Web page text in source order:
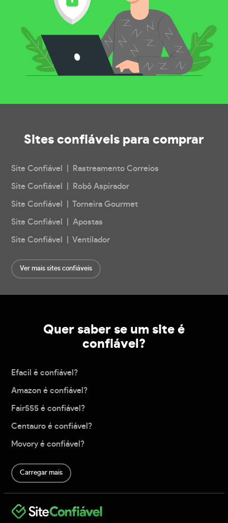
Sites confiáveis para comprar
Site Confiável | Rastreamento Correios
Site Confiável | Robô Aspirador
Site Confiável | Torneira Gourmet
Site Confiável | Apostas
Site Confiável | Ventilador
Ver mais sites confiáveis
Quer saber se um site é
confiável?
Efacil é confiável?
Amazon é confiável?
Fair555 é confiável?
Centauro é confiável?
Movory é confiável?
Carregar mais